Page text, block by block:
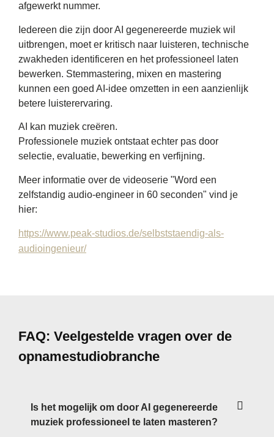
afgewerkt nummer.
Iedereen die zijn door AI gegenereerde muziek wil
uitbrengen, moet er kritisch naar luisteren, technische
zwakheden identificeren en het professioneel laten
bewerken. Stemmastering, mixen en mastering
kunnen een goed AI-idee omzetten in een aanzienlijk
betere luisterervaring.
AI kan muziek creëren.
Professionele muziek ontstaat echter pas door
selectie, evaluatie, bewerking en verfijning.
Meer informatie over de videoserie "Word een
zelfstandig audio-engineer in 60 seconden" vind je
hier:
https://www.peak-studios.de/selbststaendig-als-
audioingenieur/
FAQ: Veelgestelde vragen over de
opnamestudiobranche
Is het mogelijk om door AI gegenereerde
muziek professioneel te laten masteren?